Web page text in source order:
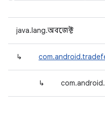
java.lang.অবজেক্ট
↳
↳